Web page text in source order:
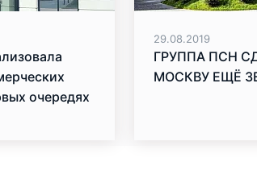
очередях
29.08.2019
ГРУППА ПСН
МОСКВУ ЕЩЁ